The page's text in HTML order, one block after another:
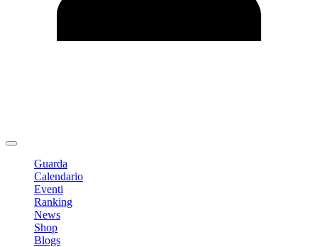
Guarda
Calendario
Eventi
Ranking
News
Shop
Blogs